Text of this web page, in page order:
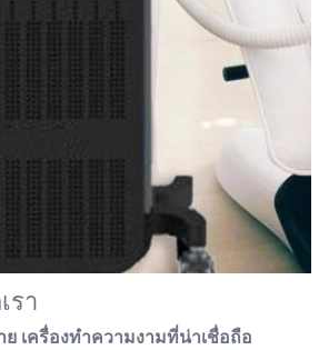
รา
เครื่องทําความงามที่น่าเชื่อถือ